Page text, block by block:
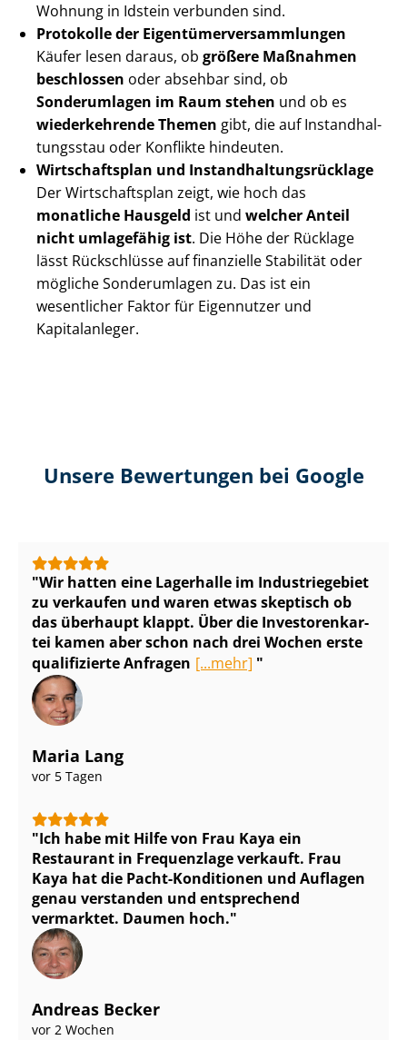
Wohnung in Idstein verbunden sind.
Protokolle der Ei­gen­tü­mer­ver­samm­lun­gen
Käufer lesen daraus, ob größere Maßnahmen
beschlossen oder absehbar sind, ob
Sonderumlagen im Raum stehen und ob es
wiederkehrende Themen gibt, die auf In­stand­hal­
tungs­stau oder Konflikte hindeuten.
Wirtschaftsplan und In­stand­hal­tungs­rück­la­ge
Der Wirtschaftsplan zeigt, wie hoch das
monatliche Hausgeld ist und welcher Anteil
nicht umlagefähig ist. Die Höhe der Rücklage
lässt Rückschlüsse auf finanzielle Stabilität oder
mögliche Sonderumlagen zu. Das ist ein
wesentlicher Faktor für Eigennutzer und
Kapitalanleger.
Unsere Bewertungen bei Google
Wir hatten eine Lagerhalle im Industriegebiet
zu verkaufen und waren etwas skeptisch ob
das überhaupt klappt. Über die In­ves­to­ren­kar­
tei kamen aber schon nach drei Wochen erste
qualifizierte Anfragen [...mehr]
Maria Lang
vor 5 Tagen
Ich habe mit Hilfe von Frau Kaya ein
Restaurant in Frequenzlage verkauft. Frau
Kaya hat die Pacht-Konditionen und Auflagen
genau verstanden und entsprechend
vermarktet. Daumen hoch.
Andreas Becker
vor 2 Wochen